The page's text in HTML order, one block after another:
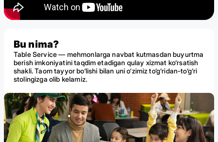
Bu nima?
Table Service — mehmonlarga navbat kutmasdan buyurtma
berish imkoniyatini taqdim etadigan qulay xizmat ko‘rsatish
shakli. Taom tayyor bo‘lishi bilan uni o‘zimiz to‘g‘ridan-to‘g‘ri
stolingizga olib kelamiz.